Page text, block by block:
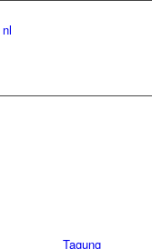
nl
Tagung